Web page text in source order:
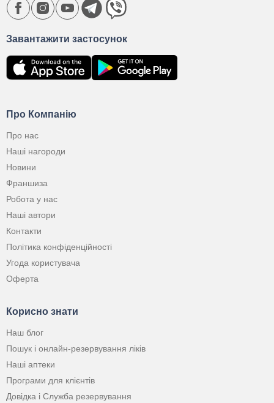
Про Компанію
Про нас
Наші нагороди
Новини
Франшиза
Робота у нас
Наші автори
Контакти
Політика конфіденційності
Угода користувача
Оферта
Корисно знати
Наш блог
Пошук і онлайн-резервування ліків
Наші аптеки
Програми для клієнтів
Довідка і Служба резервування
Завантажити застосунок